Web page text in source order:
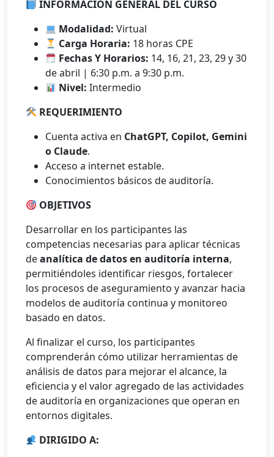
INFORMACIÓN GENERAL DEL CURSO
Modalidad: Virtual
Carga Horaria: 18 horas CPE
Fechas Y Horarios: 14, 16, 21, 23, 29 y 30
de abril | 6:30 p.m. a 9:30 p.m.
Nivel: Intermedio
REQUERIMIENTO
Cuenta activa en ChatGPT, Copilot, Gemini
o Claude.
Acceso a internet estable.
Conocimientos básicos de auditoría.
OBJETIVOS
Desarrollar en los participantes las
competencias necesarias para aplicar técnicas
deanalítica de datos en auditoría interna,
permitiéndoles identificar riesgos, fortalecer
los procesos de aseguramiento y avanzar hacia
modelos de auditoría continua y monitoreo
basado en datos.
Al finalizar el curso, los participantes
comprenderán cómo utilizar herramientas de
análisis de datos para mejorar el alcance, la
eficiencia y el valor agregado de las actividades
de auditoría en organizaciones que operan en
entornos digitales.
DIRIGIDO A: